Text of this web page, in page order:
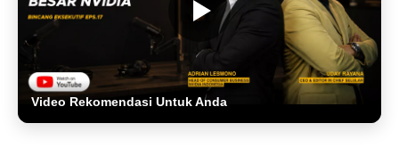
Video Rekomendasi Untuk Anda